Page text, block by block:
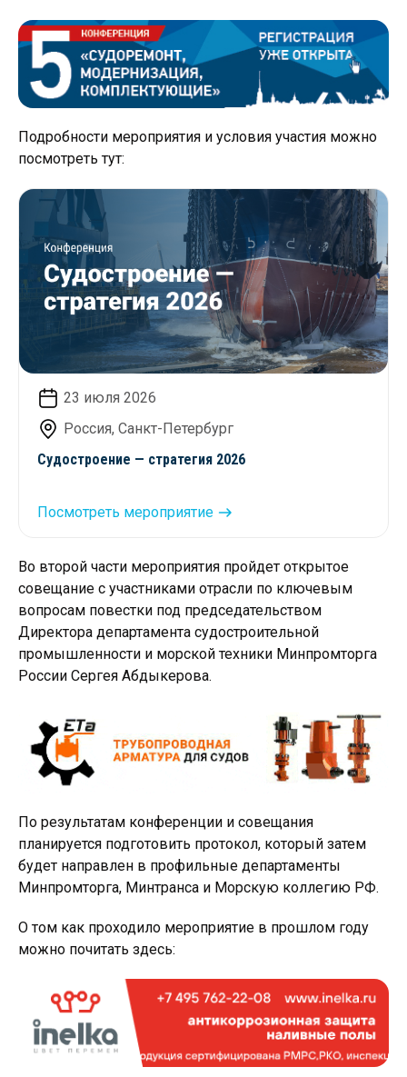
Подробности мероприятия и условия участия можно
посмотреть тут:
23 июля 2026
Россия, Санкт-Петербург
Судостроение — стратегия 2026
Посмотреть мероприятие
Во второй части мероприятия пройдет открытое
совещание с участниками отрасли по ключевым
вопросам повестки под председательством
Директора департамента судостроительной
промышленности и морской техники Минпромторга
России Сергея Абдыкерова.
По результатам конференции и совещания
планируется подготовить протокол, который затем
будет направлен в профильные департаменты
Минпромторга, Минтранса и Морскую коллегию РФ.
О том как проходило мероприятие в прошлом году
можно почитать здесь: